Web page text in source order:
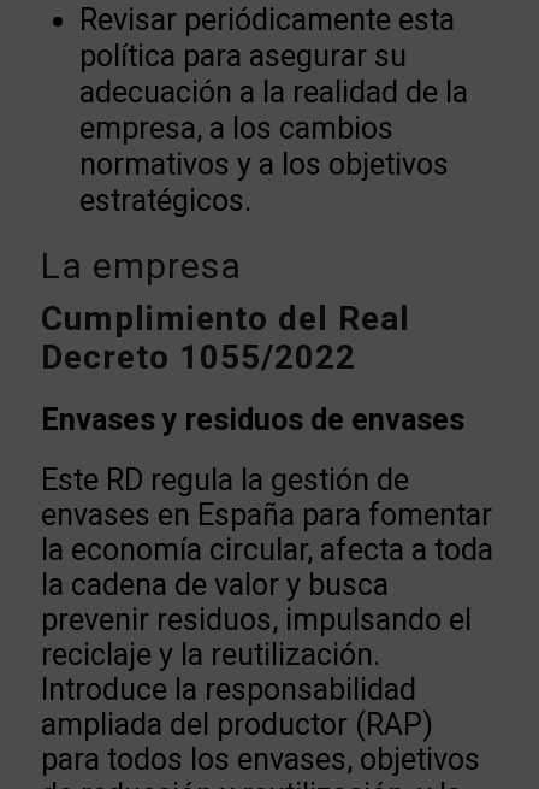
Revisar periódicamente esta
política para asegurar su
adecuación a la realidad de la
empresa, a los cambios
normativos y a los objetivos
estratégicos.
La empresa
Cumplimiento del Real
Decreto 1055/2022
Envases y residuos de envases
Este RD regula la gestión de
envases en España para fomentar
la economía circular, afecta a toda
la cadena de valor y busca
prevenir residuos, impulsando el
reciclaje y la reutilización.
Introduce la responsabilidad
ampliada del productor (RAP)
para todos los envases, objetivos